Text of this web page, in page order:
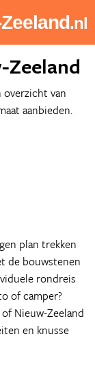
.nl
Zeeland
overzicht van
aanbieden.
plan trekken
de bouwstenen
rondreis
of camper?
Nieuw-Zeeland
en knusse